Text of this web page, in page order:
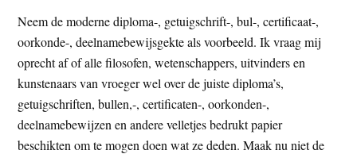
Neem de moderne diploma-, getuigschrift-, bul-, certificaat-,
oorkonde-, deelnamebewijsgekte als voorbeeld. Ik vraag mij
oprecht af of alle filosofen, wetenschappers, uitvinders en
kunstenaars van vroeger wel over de juiste diploma’s,
getuigschriften, bullen,-, certificaten-, oorkonden-,
deelnamebewijzen en andere velletjes bedrukt papier
beschikten om te mogen doen wat ze deden. Maak nu niet de